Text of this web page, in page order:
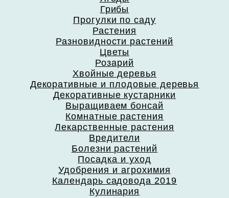
Грибы
Прогулки по саду
Растения
Разновидности растений
Цветы
Розарий
Хвойные деревья
Декоративные и плодовые деревья
Декоративные кустарники
Выращиваем бонсай
Комнатные растения
Лекарственные растения
Вредители
Болезни растений
Посадка и уход
Удобрения и агрохимия
Календарь садовода 2019
Кулинария